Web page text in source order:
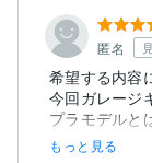
匿名
希望する内容
今回ガレージ
プラモデルと
もっと見る